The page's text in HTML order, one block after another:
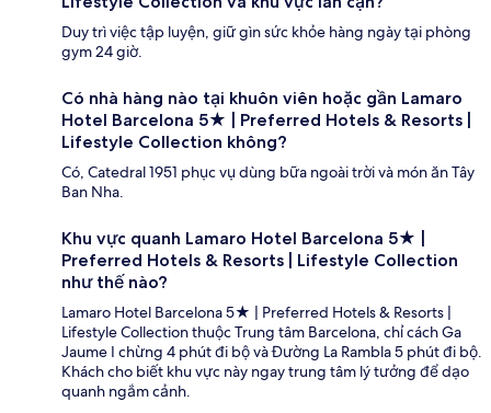
Duy trì việc tập luyện, giữ gìn sức khỏe hàng ngày tại phòng
gym 24 giờ.
Có nhà hàng nào tại khuôn viên hoặc gần Lamaro
Hotel Barcelona 5★ | Preferred Hotels & Resorts |
Lifestyle Collection không?
Có, Catedral 1951 phục vụ dùng bữa ngoài trời và món ăn Tây
Ban Nha.
Khu vực quanh Lamaro Hotel Barcelona 5★ |
Preferred Hotels & Resorts | Lifestyle Collection
như thế nào?
Lamaro Hotel Barcelona 5★ | Preferred Hotels & Resorts |
Lifestyle Collection thuộc Trung tâm Barcelona, chỉ cách Ga
Jaume I chừng 4 phút đi bộ và Đường La Rambla 5 phút đi bộ.
Khách cho biết khu vực này ngay trung tâm lý tưởng để dạo
quanh ngắm cảnh.